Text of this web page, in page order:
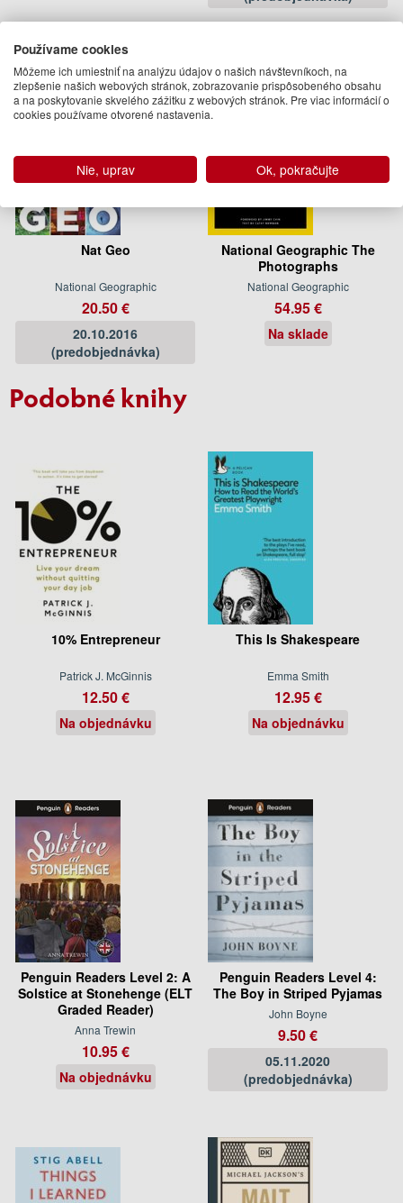
Nat Geo
National Geographic
20.50 €
20.10.2016
(predobjednávka)
National Geographic The
Photographs
National Geographic
54.95 €
Na sklade
Podobné knihy
10% Entrepreneur
Patrick J. McGinnis
12.50 €
Na objednávku
This Is Shakespeare
Emma Smith
12.95 €
Na objednávku
Penguin Readers Level 2: A
Solstice at Stonehenge (ELT
Graded Reader)
Anna Trewin
10.95 €
Na objednávku
Penguin Readers Level 4:
The Boy in Striped Pyjamas
John Boyne
9.50 €
05.11.2020
(predobjednávka)
Používame cookies
Môžeme ich umiestniť na analýzu údajov o našich návštevníkoch, na
zlepšenie našich webových stránok, zobrazovanie prispôsobeného obsahu
a na poskytovanie skvelého zážitku z webových stránok. Pre viac informácií o
cookies používame otvorené nastavenia.
Nie, uprav Ok, pokračujte